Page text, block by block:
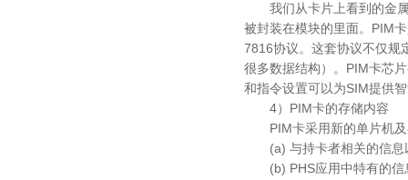
我们从卡片上看到的金属
被封装在模块的里面。PIM
7816协议。这套协议不仅规
很多数据结构）。PIM卡芯
和指令设置可以为SIM提供
4）PIM卡的存储内容
PIM卡采用新的单片机及
(a) 与持卡者相关的信息
(b) PHS应用中特有的信